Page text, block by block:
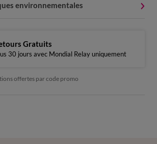
environnementales
Gratuits
30 jours avec Mondial Relay uniquement
offertes par code promo